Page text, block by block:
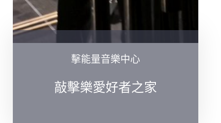
擊能量音樂中心
敲擊樂愛好者之家